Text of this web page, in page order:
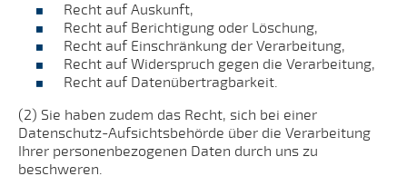
Recht auf Auskunft,
Recht auf Berichtigung oder Löschung,
Recht auf Einschränkung der Verarbeitung,
Recht auf Widerspruch gegen die Verarbeitung,
Recht auf Datenübertragbarkeit.
(2) Sie haben zudem das Recht, sich bei einer
Datenschutz-Aufsichtsbehörde über die Verarbeitung
Ihrer personenbezogenen Daten durch uns zu
beschweren.